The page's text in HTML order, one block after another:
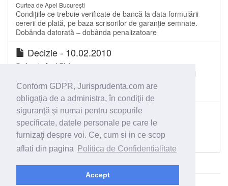
Conform GDPR, Jurisprudenta.com are
obligaţia de a administra, în condiţii de
siguranţă şi numai pentru scopurile
specificate, datele personale pe care le
furnizaţi despre voi. Ce, cum si in ce scop
aflati din pagina
Politica de Confidentialitate
Accept
Curtea de Apel București
Condițiile ce trebuie verificate de bancă la data formulării
cererii de plată, pe baza scrisorilor de garanție semnate.
Dobânda datorată – dobânda penalizatoare
Decizie - 10.02.2010
Curtea de Apel Cluj
Contract de cont. Titular – societate comercială. Condiţii
pentru operarea de modificări referitoare la persoanele
împuternicite. Nerespectare. Consecinţe
Sentinţă civilă - 16.01.2001
Tribunalul Constanța
Societate bancară. Acţiune în regres faţă de trăgătorul
cecului. Termen de exercitare.